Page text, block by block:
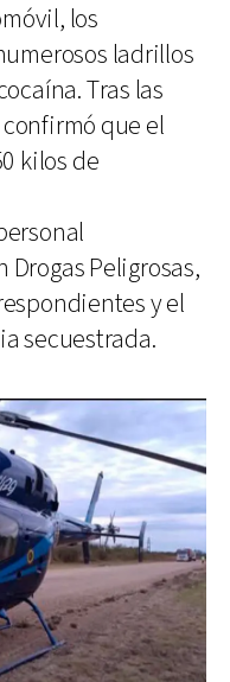
los
ladrillos
Tras las
que el
kilos de
Peligrosas,
y el
secuestrada.